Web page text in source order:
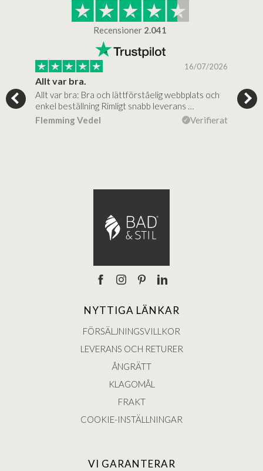
Recensioner 2.041
16/07/2026
Allt var bra.
Allt var bra: Bra och lättförståelig webbplats och
enkel beställning Rimligt snabb leverans …
Flemming Vedel
Verifierat
Jag
NYTTIGA LÄNKAR
FÖRSÄLJNINGSVILLKOR
LEVERANS OCH RETURER
ÅNGRÄTT
KLAGOMÅL
FRAKT
COOKIE-INSTÄLLNINGAR
VI GARANTERAR